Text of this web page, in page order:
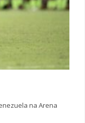
na Arena